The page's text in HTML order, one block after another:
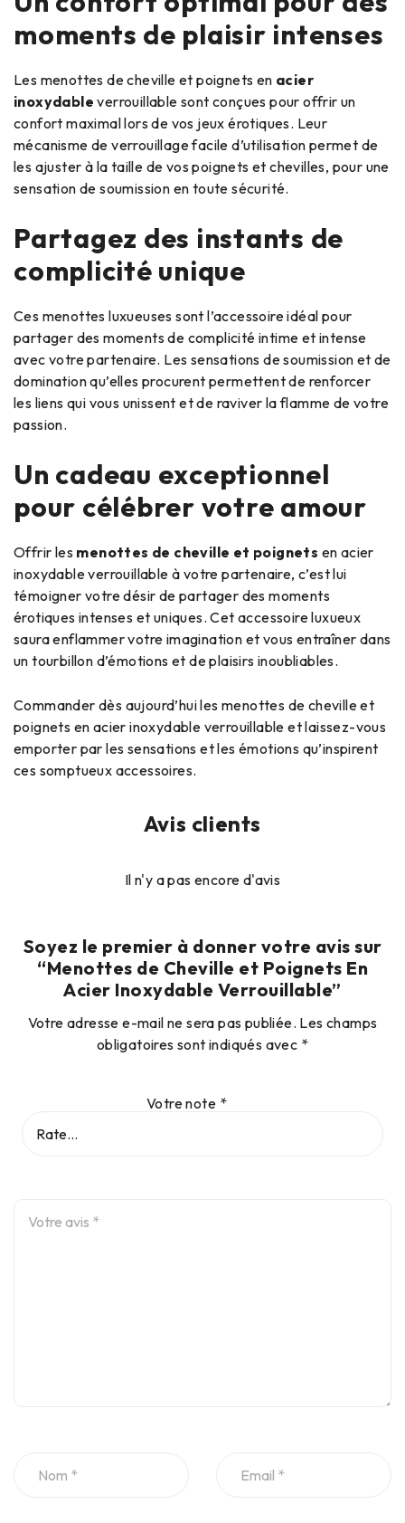
moments de plaisir intenses
Les menottes de cheville et poignets en acier
inoxydable verrouillable sont conçues pour offrir un
confort maximal lors de vos jeux érotiques. Leur
mécanisme de verrouillage facile d’utilisation permet de
les ajuster à la taille de vos poignets et chevilles, pour une
sensation de soumission en toute sécurité.
Partagez des instants de
complicité unique
Ces menottes luxueuses sont l’accessoire idéal pour
partager des moments de complicité intime et intense
avec votre partenaire. Les sensations de soumission et de
domination qu’elles procurent permettent de renforcer
les liens qui vous unissent et de raviver la flamme de votre
passion.
Un cadeau exceptionnel
pour célébrer votre amour
Offrir les menottes de cheville et poignets en acier
inoxydable verrouillable à votre partenaire, c’est lui
témoigner votre désir de partager des moments
érotiques intenses et uniques. Cet accessoire luxueux
saura enflammer votre imagination et vous entraîner dans
un tourbillon d’émotions et de plaisirs inoubliables.
Commander dès aujourd’hui les menottes de cheville et
poignets en acier inoxydable verrouillable et laissez-vous
emporter par les sensations et les émotions qu’inspirent
ces somptueux accessoires.
Avis clients
Il n'y a pas encore d'avis
Soyez le premier à donner votre avis sur
“Menottes de Cheville et Poignets En
Acier Inoxydable Verrouillable”
Votre adresse e-mail ne sera pas publiée. Les champs
obligatoires sont indiqués avec *
Votre note *